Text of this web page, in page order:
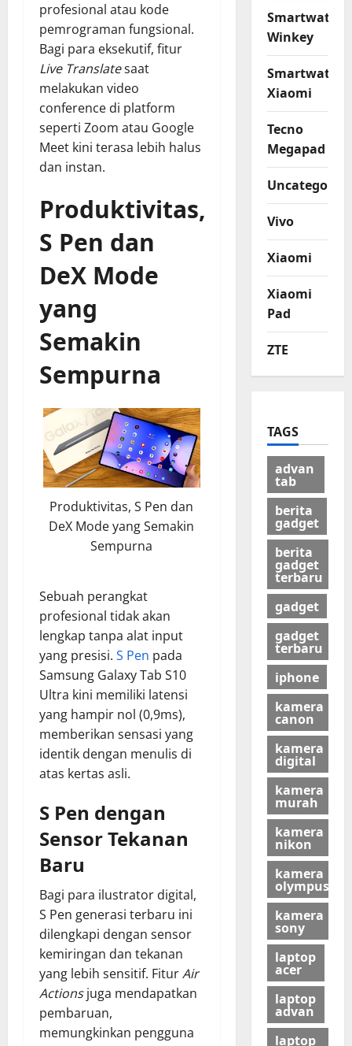
profesional atau kode
pemrograman fungsional.
Bagi para eksekutif, fitur
Live Translatesaat
melakukan video
conference di platform
seperti Zoom atau Google
Meet kini terasa lebih halus
dan instan.
Produktivitas,
S Pen dan
DeX Mode
yang
Semakin
Sempurna
Produktivitas, S Pen dan
DeX Mode yang Semakin
Sempurna
Sebuah perangkat
profesional tidak akan
lengkap tanpa alat input
yang presisi. S Pen pada
Samsung Galaxy Tab S10
Ultra kini memiliki latensi
yang hampir nol (0,9ms),
memberikan sensasi yang
identik dengan menulis di
atas kertas asli.
S Pen dengan
Sensor Tekanan
Baru
Bagi para ilustrator digital,
S Pen generasi terbaru ini
dilengkapi dengan sensor
kemiringan dan tekanan
yang lebih sensitif. FiturAir
Actionsjuga mendapatkan
pembaruan,
memungkinkan pengguna
Smartwatch
Winkey
Smartwatch
Xiaomi
Tecno
Megapad
Vivo
Xiaomi
Xiaomi
Pad
ZTE
TAGS
advan
tab
berita
gadget
berita
gadget
terbaru
gadget
gadget
terbaru
iphone
kamera
canon
kamera
digital
kamera
murah
kamera
nikon
kamera
olympus
kamera
sony
laptop
acer
laptop
advan
laptop